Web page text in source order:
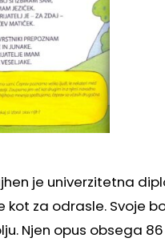
je univerzitetna
kot za odrasle. Svoje
Njen opus obsega